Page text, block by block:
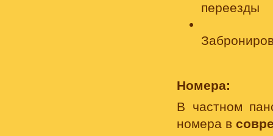
переезды
Номера:
В частном
номера в